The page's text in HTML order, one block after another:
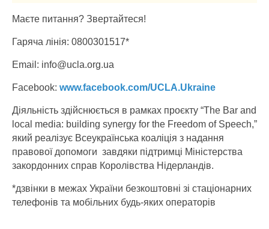
Маєте питання? Звертайтеся!
Гаряча лінія: 0800301517*
Email: info@ucla.org.ua
Facebook: www.facebook.com/UCLA.Ukraine
Діяльність здійснюється в рамках проєкту “The Bar and
local media: building synergy for the Freedom of Speech,”
який реалізує Всеукраїнська коаліція з надання
правової допомоги завдяки підтримці Міністерства
закордонних справ Королівства Нідерландів.
*дзвінки в межах України безкоштовні зі стаціонарних
телефонів та мобільних будь-яких операторів